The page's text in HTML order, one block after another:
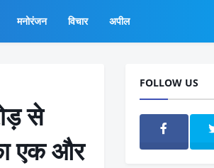
मनोरंजन विचार अपील
से
एक और
FOLLOW US